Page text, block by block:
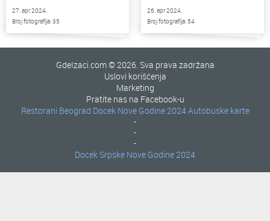
27. apr 2024.
Broj fotografija: 35
26. apr 2024.
Broj fotografija: 54
GdeIzaci.com © 2026. Sva prava zadržana
Uslovi korišćenja
Marketing
Pratite nas na Facebook-u
Restorani Beograd
-
Docek Nove Godine 2024
-
Autobuske karte
-
Docek Srpske Nove Godine 2024